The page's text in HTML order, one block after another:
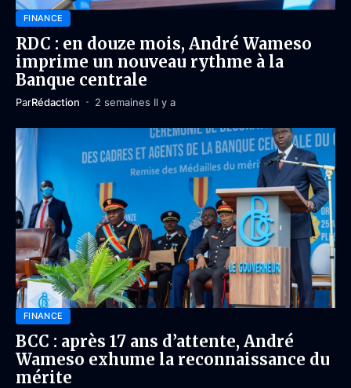
FINANCE
RDC : en douze mois, André Wameso
imprime un nouveau rythme à la
Banque centrale
ParRédaction 2 semaines Il y a
FINANCE
BCC : après 17 ans d’attente, André
Wameso exhume la reconnaissance du
mérite